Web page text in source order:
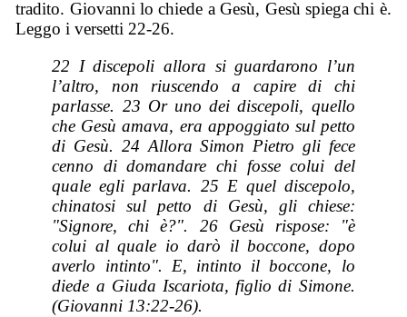
tradito. Giovanni lo chiede a Gesù, Gesù spiega chi è.
Leggo i versetti 22-26.
22 I discepoli allora si guardarono l’un
l’altro, non riuscendo a capire di chi
parlasse. 23 Or uno dei discepoli, quello
che Gesù amava, era appoggiato sul petto
di Gesù. 24 Allora Simon Pietro gli fece
cenno di domandare chi fosse colui del
quale egli parlava. 25 E quel discepolo,
chinatosi sul petto di Gesù, gli chiese:
"Signore, chi è?". 26 Gesù rispose: "è
colui al quale io darò il boccone, dopo
averlo intinto". E, intinto il boccone, lo
diede a Giuda Iscariota, figlio di Simone.
(Giovanni 13:22-26).